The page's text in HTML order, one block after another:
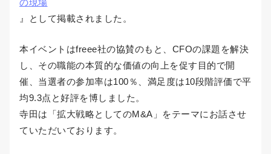
の現場
』として掲載されました。
本イベントはfreee社の協賛のもと、CFOの課題を解決
し、その職能の本質的な価値の向上を促す目的で開
催、当選者の参加率は100％、満足度は10段階評価で平
均9.3点と好評を博しました。
寺田は「拡大戦略としてのM&A」をテーマにお話させ
ていただいております。